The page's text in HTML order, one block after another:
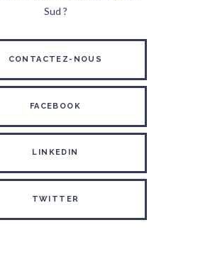
Sud ?
CONTACTEZ-NOUS
FACEBOOK
LINKEDIN
TWITTER